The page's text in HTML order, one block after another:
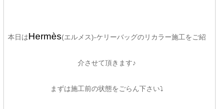
本日はHermès(エルメス)-ケリーバッグのリカラー施工をご紹
介させて頂きます♪
まずは施工前の状態をごらん下さい⤵